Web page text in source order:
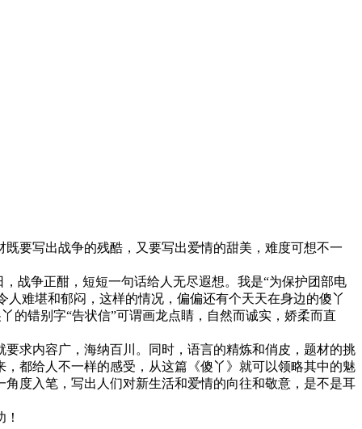
要写出战争的残酷，又要写出爱情的甜美，难度可想不一
战争正酣，短短一句话给人无尽遐想。我是“为保护团部电
难堪和郁闷，这样的情况，偏偏还有个天天在身边的傻丫
的错别字“告状信”可谓画龙点睛，自然而诚实，娇柔而直
求内容广，海纳百川。同时，语言的精炼和俏皮，题材的挑
都给人不一样的感受，从这篇《傻丫》就可以领略其中的魅
度入笔，写出人们对新生活和爱情的向往和敬意，是不是耳